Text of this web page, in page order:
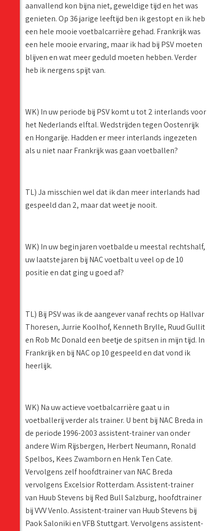
aanvallend kon bijna niet, geweldige tijd en het was
genieten. Op 36 jarige leeftijd ben ik gestopt en ik heb
een hele mooie voetbalcarrière gehad. Frankrijk was
een hele mooie ervaring, maar ik had bij PSV moeten
blijven en wat meer geduld moeten hebben. Verder
heb ik nergens spijt van.
WK) In uw periode bij PSV komt u tot 2 interlands voor
het Nederlands elftal. Wedstrijden tegen Oostenrijk
en Hongarije. Hadden er meer interlands ingezeten
als u niet naar Frankrijk was gaan voetballen?
TL) Ja misschien wel dat ik dan meer interlands had
gespeeld dan 2, maar dat weet je nooit.
WK) In uw begin jaren voetbalde u meestal rechtshalf,
uw laatste jaren bij NAC voetbalt u veel op de 10
positie en dat ging u goed af?
TL) Bij PSV was ik de aangever vanaf rechts op Hallvar
Thoresen, Jurrie Koolhof, Kenneth Brylle, Ruud Gullit
en Rob Mc Donald een beetje de spitsen in mijn tijd. In
Frankrijk en bij NAC op 10 gespeeld en dat vond ik
heerlijk.
WK) Na uw actieve voetbalcarrière gaat u in
voetballerij verder als trainer. U bent bij NAC Breda in
de periode 1996-2003 assistent-trainer van onder
andere Wim Rijsbergen, Herbert Neumann, Ronald
Spelbos, Kees Zwamborn en Henk Ten Cate.
Vervolgens zelf hoofdtrainer van NAC Breda
vervolgens Excelsior Rotterdam. Assistent-trainer
van Huub Stevens bij Red Bull Salzburg, hoofdtrainer
bij VVV Venlo. Assistent-trainer van Huub Stevens bij
Paok Saloniki en VFB Stuttgart. Vervolgens assistent-